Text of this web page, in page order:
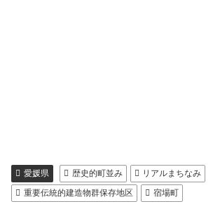
愛媛県 歴史的町並み
リアルまちなみ
重要伝統的建造物群保存地区
宿場町